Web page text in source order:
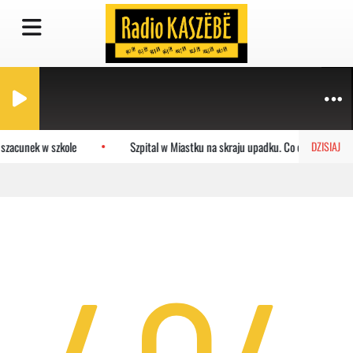
DZISIAJ
w szkole Szpital w Miastku na skraju upadku. Co czeka